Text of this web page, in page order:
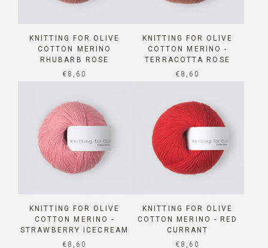
KNITTING FOR OLIVE
COTTON MERINO
RHUBARB ROSE
SALE PRICE
€8,60
KNITTING FOR OLIVE
COTTON MERINO -
TERRACOTTA ROSE
SALE PRICE
€8,60
KNITTING FOR OLIVE
COTTON MERINO -
STRAWBERRY ICECREAM
SALE PRICE
€8,60
KNITTING FOR OLIVE
COTTON MERINO - RED
CURRANT
SALE PRICE
€8,60